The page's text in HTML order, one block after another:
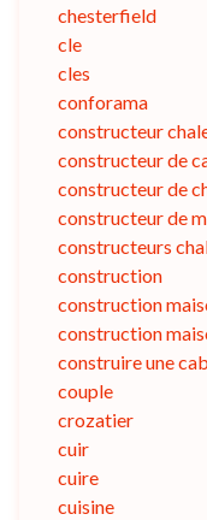
chesterfield
cle
cles
conforama
constructeur
constructeur de
constructeur de
constructeur de
constructeurs
construction
construction
construction
construire une
couple
crozatier
cuir
cuire
cuisine